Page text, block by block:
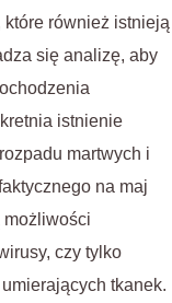
również istnieją
się analizę, aby
istnienie
martwych i
na maj
możliwości
czy tylko
tkanek.